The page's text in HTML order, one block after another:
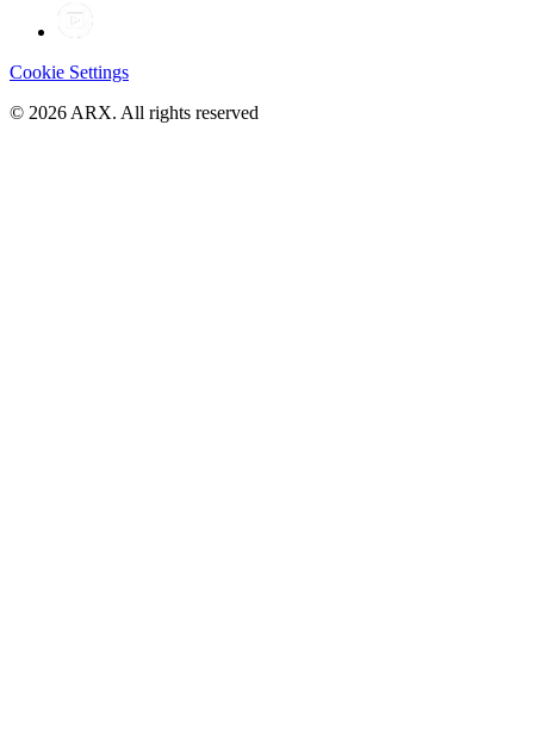
Cookie Settings
© 2026 ARX. All rights reserved